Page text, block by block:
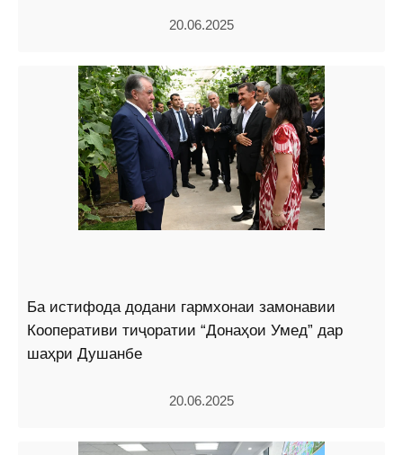
20.06.2025
Ба истифода додани гармхонаи замонавии
Кооперативи тиҷоратии “Донаҳои Умед” дар
шаҳри Душанбе
20.06.2025